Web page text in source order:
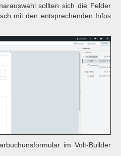
sollten sich die Felder
mit den entsprechenden Infos
im Volt-Builder